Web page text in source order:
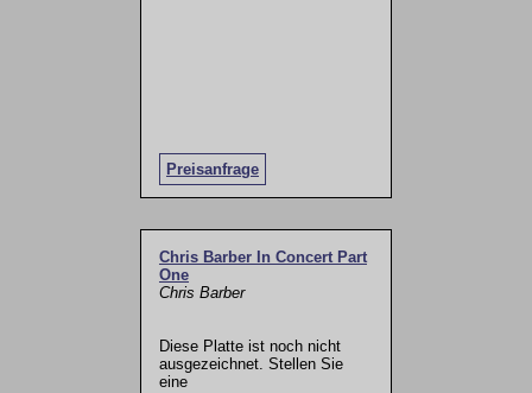
Preisanfrage
Chris Barber In Concert Part
One
Chris Barber
Diese Platte ist noch nicht
ausgezeichnet. Stellen Sie
eine